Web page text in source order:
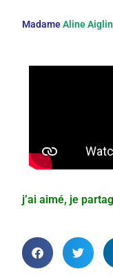
MadameAline
j’ai aimé, je